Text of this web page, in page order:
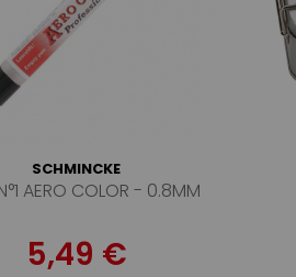
SCHMINCKE
AERO COLOR - 0.8MM
5,49 €